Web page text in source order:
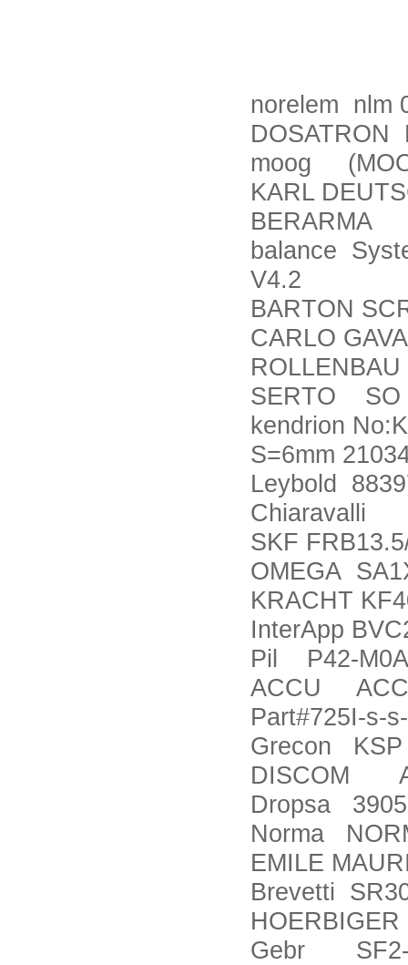
norelem nlm
DOSATRON
moog
KARL
BERARMA
balance
V4.2
BARTON
CARLO
SERTO SO
kendrion
S=6mm
Leybold
Chiaravalli
SKF
OMEGA
KRACHT
InterApp
Pil P42-
ACCU
Part#725I-s-
Grecon KSP
DISCOM
Dropsa
Norma
EMILE
Brevetti
Gebr SF2-